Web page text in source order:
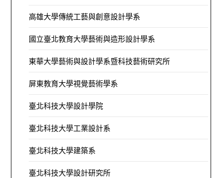
高雄大學傳統工藝與創意設計學系
國立臺北教育大學藝術與造形設計學系
東華大學藝術與設計學系暨科技藝術研究所
屏東教育大學視覺藝術學系
臺北科技大學設計學院
臺北科技大學工業設計系
臺北科技大學建築系
臺北科技大學設計研究所